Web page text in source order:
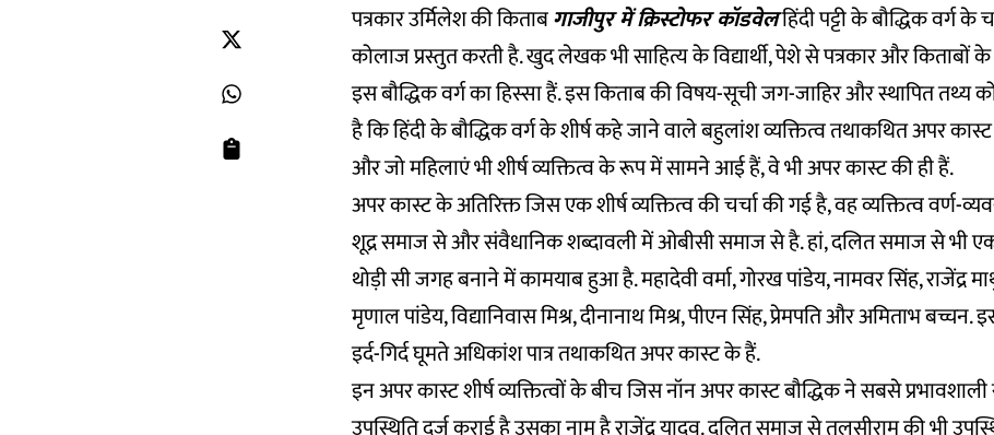
पत्रकार उर्मिलेश की किताबगाजीपुर में क्रिस्टोफर कॉडवेलहिंदी पट्टी के बौद्धिक वर्ग के
कोलाज प्रस्तुत करती है. खुद लेखक भी साहित्य के विद्यार्थी, पेशे से पत्रकार और
इस बौद्धिक वर्ग का हिस्सा हैं. इस किताब की विषय-सूची जग-जाहिर और स्थापित तथ्य
है कि हिंदी के बौद्धिक वर्ग के शीर्ष कहे जाने वाले बहुलांश व्यक्तित्व तथाकथित अपर
और जो महिलाएं भी शीर्ष व्यक्तित्व के रूप में सामने आई हैं, वे भी अपर कास्ट की ही हैं.
अपर कास्ट के अतिरिक्त जिस एक शीर्ष व्यक्तित्व की चर्चा की गई है, वह व्यक्तित्व वर्ण-
शूद्र समाज से और संवैधानिक शब्दावली में ओबीसी समाज से है. हां, दलित समाज से भी
थोड़ी सी जगह बनाने में कामयाब हुआ है. महादेवी वर्मा, गोरख पांडेय, नामवर सिंह, राजेंद्र
मृणाल पांडेय, विद्यानिवास मिश्र, दीनानाथ मिश्र, पीएन सिंह, प्रेमपति और अमिताभ
इर्द-गिर्द घूमते अधिकांश पात्र तथाकथित अपर कास्ट के हैं.
इन अपर कास्ट शीर्ष व्यक्तित्वों के बीच जिस नॉन अपर कास्ट बौद्धिक ने सबसे